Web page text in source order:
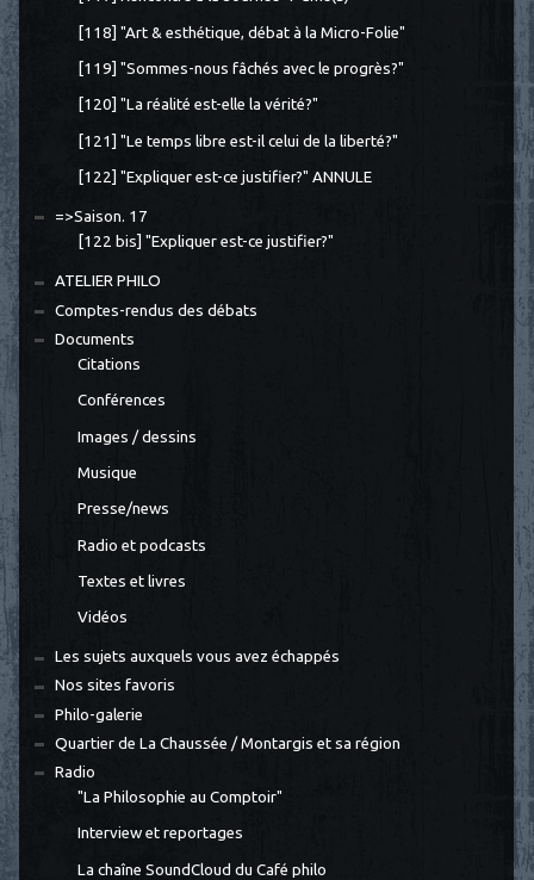
[118] "Art & esthétique, débat à la Micro-Folie"
[119] "Sommes-nous fâchés avec le progrès?"
[120] "La réalité est-elle la vérité?"
[121] "Le temps libre est-il celui de la liberté?"
[122] "Expliquer est-ce justifier?" ANNULE
=>Saison. 17
[122 bis] "Expliquer est-ce justifier?"
ATELIER PHILO
Comptes-rendus des débats
Documents
Citations
Conférences
Images / dessins
Musique
Presse/news
Radio et podcasts
Textes et livres
Vidéos
Les sujets auxquels vous avez échappés
Nos sites favoris
Philo-galerie
Quartier de La Chaussée / Montargis et sa région
Radio
"La Philosophie au Comptoir"
Interview et reportages
La chaîne SoundCloud du Café philo